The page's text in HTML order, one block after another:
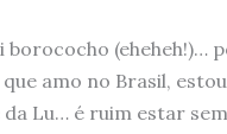
borococho (eheheh!)…
amo no Brasil,
da Lu… é ruim estar